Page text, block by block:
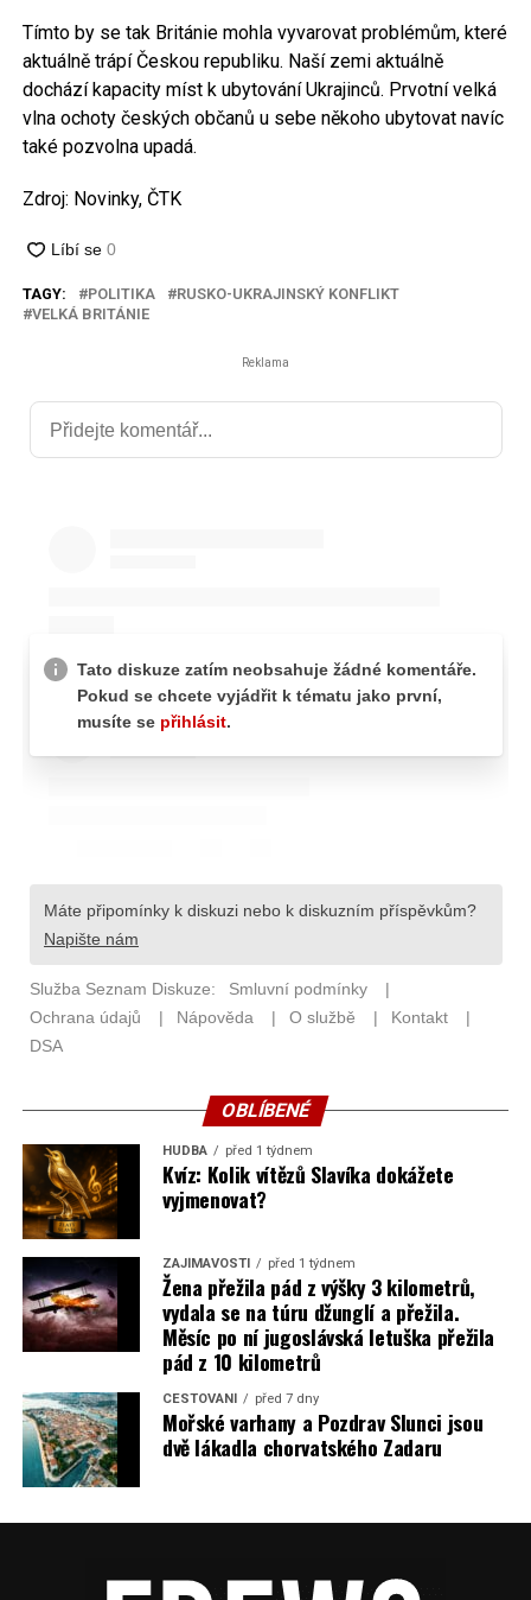
Tímto by se tak Británie mohla vyvarovat problémům, které
aktuálně trápí Českou republiku. Naší zemi aktuálně
dochází kapacity míst k ubytování Ukrajinců. Prvotní velká
vlna ochoty českých občanů u sebe někoho ubytovat navíc
také pozvolna upadá.
Zdroj: Novinky, ČTK
TAGY: POLITIKA
RUSKO-UKRAJINSKÝ KONFLIKT
VELKÁ BRITÁNIE
Reklama
OBLÍBENÉ
HUDBA před 1 týdnem
Kvíz: Kolik vítězů Slavíka dokážete
vyjmenovat?
ZAJÍMAVOSTI před 1 týdnem
Žena přežila pád z výšky 3 kilometrů,
vydala se na túru džunglí a přežila.
Měsíc po ní jugoslávská letuška přežila
pád z 10 kilometrů
CESTOVÁNÍ před 7 dny
Mořské varhany a Pozdrav Slunci jsou
dvě lákadla chorvatského Zadaru